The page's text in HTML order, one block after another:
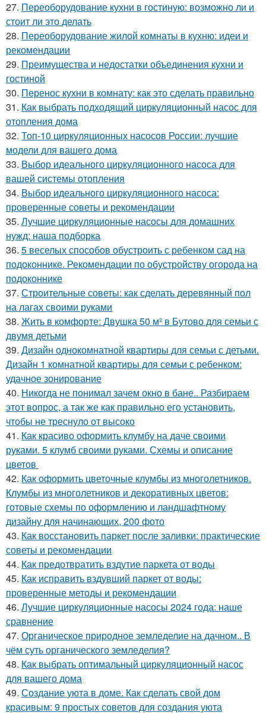
27. Переоборудование кухни в гостиную: возможно ли и
стоит ли это делать
28. Переоборудование жилой комнаты в кухню: идеи и
рекомендации
29. Преимущества и недостатки объединения кухни и
гостиной
30. Перенос кухни в комнату: как это сделать правильно
31. Как выбрать подходящий циркуляционный насос для
отопления дома
32. Топ-10 циркуляционных насосов России: лучшие
модели для вашего дома
33. Выбор идеального циркуляционного насоса для
вашей системы отопления
34. Выбор идеального циркуляционного насоса:
проверенные советы и рекомендации
35. Лучшие циркуляционные насосы для домашних
нужд: наша подборка
36. 5 веселых способов обустроить с ребенком сад на
подоконнике. Рекомендации по обустройству огорода на
подоконнике
37. Строительные советы: как сделать деревянный пол
на лагах своими руками
38. Жить в комфорте: Двушка 50 м² в Бутово для семьи с
двумя детьми
39. Дизайн однокомнатной квартиры для семьи с детьми.
Дизайн 1 комнатной квартиры для семьи с ребенком:
удачное зонирование
40. Никогда не понимал зачем окно в бане.. Разбираем
этот вопрос, а так же как правильно его установить,
чтобы не треснуло от высоко
41. Как красиво оформить клумбу на даче своими
руками. 5 клумб своими руками. Схемы и описание
цветов
42. Как оформить цветочные клумбы из многолетников.
Клумбы из многолетников и декоративных цветов:
готовые схемы по оформлению и ландшафтному
дизайну для начинающих, 200 фото
43. Как восстановить паркет после заливки: практические
советы и рекомендации
44. Как предотвратить вздутие паркета от воды
45. Как исправить вздувший паркет от воды:
проверенные методы и рекомендации
46. Лучшие циркуляционные насосы 2024 года: наше
сравнение
47. Органическое природное земледелие на дачном.. В
чём суть органического земледелия?
48. Как выбрать оптимальный циркуляционный насос
для вашего дома
49. Создание уюта в доме. Как сделать свой дом
красивым: 9 простых советов для создания уюта